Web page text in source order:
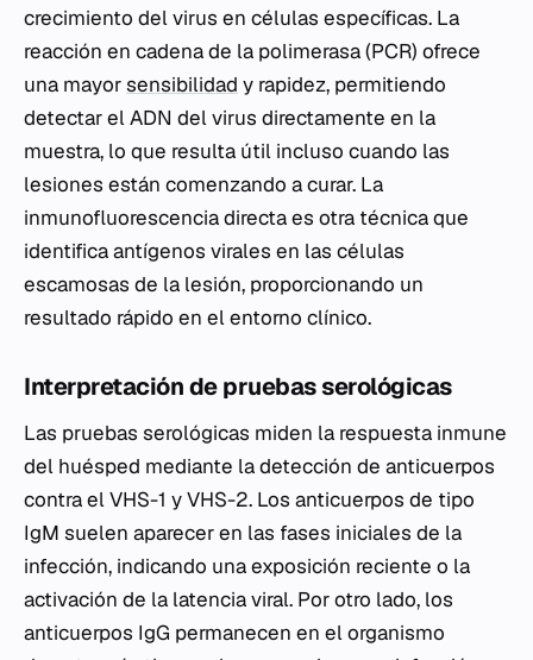
crecimiento del virus en células específicas. La
reacción en cadena de la polimerasa (PCR) ofrece
una mayorsensibilidad y rapidez, permitiendo
detectar el ADN del virus directamente en la
muestra, lo que resulta útil incluso cuando las
lesiones están comenzando a curar. La
inmunofluorescencia directa es otra técnica que
identifica antígenos virales en las células
escamosas de la lesión, proporcionando un
resultado rápido en el entorno clínico.
Interpretación de pruebas serológicas
Las pruebas serológicas miden la respuesta inmune
del huésped mediante la detección de anticuerpos
contra el VHS-1 y VHS-2. Los anticuerpos de tipo
IgM suelen aparecer en las fases iniciales de la
infección, indicando una exposición reciente o la
activación de la latencia viral. Por otro lado, los
anticuerpos IgG permanecen en el organismo